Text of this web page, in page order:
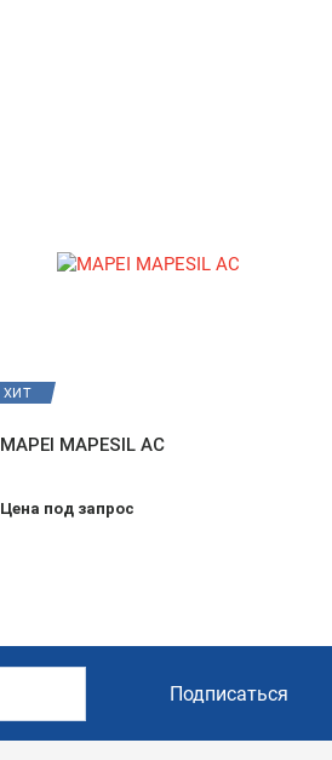
ХИТ
MAPEI MAPESIL AC
Цена под запрос
Подписаться